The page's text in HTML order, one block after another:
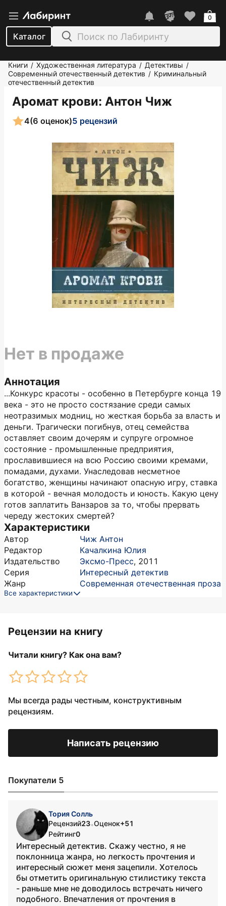
Каталог
0
Книги / Художественная литература / Детективы /
Современный отечественный детектив / Криминальный
отечественный детектив
Аромат крови: Антон Чиж
4(6 оценок)5 рецензий
Аннотация
...Конкурс красоты - особенно в Петербурге конца 19
века - это не просто состязание среди самых
неотразимых модниц, но жесткая борьба за власть и
деньги. Трагически погибнув, отец семейства
оставляет своим дочерям и супруге огромное
состояние - промышленные предприятия,
прославившиеся на всю Россию своими кремами,
помадами, духами. Унаследовав несметное
богатство, женщины начинают опасную игру, ставка
в которой - вечная молодость и юность. Какую цену
готов заплатить Ванзаров за то, чтобы прервать
череду жестоких смертей?
Характеристики
Автор
Чиж Антон
Редактор
Качалкина Юлия
Издательство
Эксмо-Пресс, 2011
Серия
Интересный детектив
Жанр
Современная отечественная проза
Все характеристики
Нет в продаже
Рецензии на книгу
Читали книгу? Как она вам?
Мы всегда рады честным, конструктивным
рецензиям.
Написать рецензию
Покупатели 5
Тория Солль
Рецензий23•Оценок+51
Рейтинг0
Интересный детектив. Скажу честно, я не
поклонница жанра, но легкость прочтения и
интересный сюжет меня зацепили. Хотелось
бы отметить оригинальную стилистику текста
- раньше мне не доводилось встречать ничего
подобного. Впечатления от прочтения в